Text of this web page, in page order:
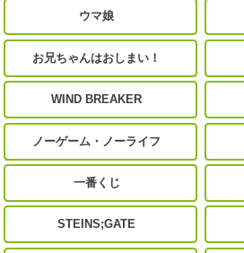
ウマ娘
お兄ちゃんはおしまい！
WIND BREAKER
ノーゲーム・ノーライフ
一番くじ
STEINS;GATE